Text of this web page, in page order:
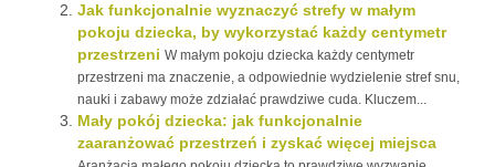
Jak funkcjonalnie wyznaczyć strefy w małym
pokoju dziecka, by wykorzystać każdy centymetr
przestrzeni W małym pokoju dziecka każdy centymetr
przestrzeni ma znaczenie, a odpowiednie wydzielenie stref snu,
nauki i zabawy może zdziałać prawdziwe cuda. Kluczem...
Mały pokój dziecka: jak funkcjonalnie
zaaranżować przestrzeń i zyskać więcej miejsca